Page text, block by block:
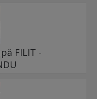
FILIT -